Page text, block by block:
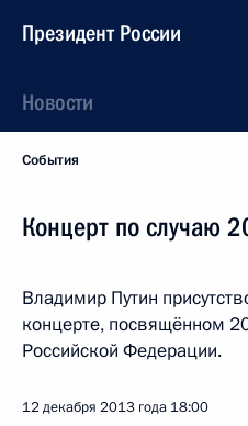
Президент России
Новости
События
Концерт по случаю
Владимир Путин
концерте, посвящённом
Российской Федерации.
12 декабря 2013 года 18:00